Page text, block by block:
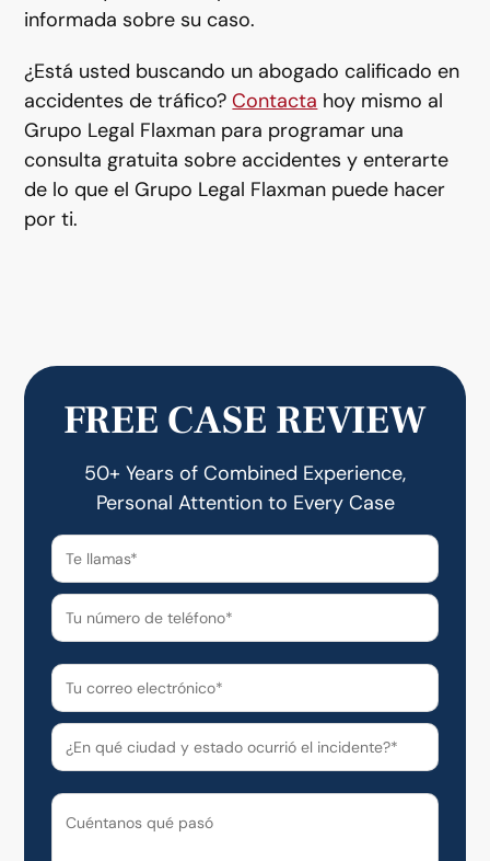
informada sobre su caso.
¿Está usted buscando un abogado calificado en
accidentes de tráfico?Contacta hoy mismo al
Grupo Legal Flaxman para programar una
consulta gratuita sobre accidentes y enterarte
de lo que el Grupo Legal Flaxman puede hacer
por ti.
FREE CASE REVIEW
50+ Years of Combined Experience,
Personal Attention to Every Case